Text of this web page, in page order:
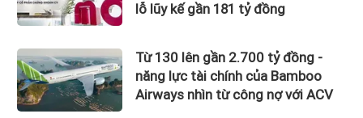
lỗ lũy kế gần 181 tỷ đồng
Từ 130 lên gần 2.700 tỷ đồng -
năng lực tài chính của Bamboo
Airways nhìn từ công nợ với ACV